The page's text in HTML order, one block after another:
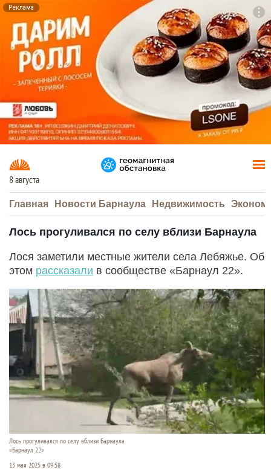
Реклама
8 августа
Главная Новости Барнаула Недвижимость
Лось прогуливался по селу вблизи Барнаула
Лося заметили местные жители села Лебяжье. Об
этом рассказали в сообществе «Барнаул 22».
Лось прогуливался по селу вблизи Барнаула
«Барнаул 22»
13 мая 2025 в 09:58